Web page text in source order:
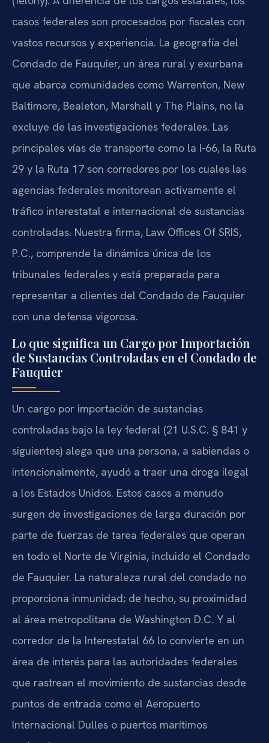
casos federales son procesados por fiscales con
vastos recursos y experiencia. La geografía del
Condado de Fauquier, un área rural y exurbana
que abarca comunidades como Warrenton, New
Baltimore, Bealeton, Marshall y The Plains, no la
excluye de las investigaciones federales. Las
principales vías de transporte como la I-66, la Ruta
29 y la Ruta 17 son corredores por los cuales las
agencias federales monitorean activamente el
tráfico interestatal e internacional de sustancias
controladas. Nuestra firma, Law Offices Of SRIS,
P.C., comprende la dinámica única de los
tribunales federales y está preparada para
representar a clientes del Condado de Fauquier
con una defensa vigorosa.
Lo que significa un Cargo por Importación
de Sustancias Controladas en el Condado de
Fauquier
Un cargo por importación de sustancias
controladas bajo la ley federal (21 U.S.C. § 841 y
siguientes) alega que una persona, a sabiendas o
intencionalmente, ayudó a traer una droga ilegal
a los Estados Unidos. Estos casos a menudo
surgen de investigaciones de larga duración por
parte de fuerzas de tarea federales que operan
en todo el Norte de Virginia, incluido el Condado
de Fauquier. La naturaleza rural del condado no
proporciona inmunidad; de hecho, su proximidad
al área metropolitana de Washington D.C. Y al
corredor de la Interestatal 66 lo convierte en un
área de interés para las autoridades federales
que rastrean el movimiento de sustancias desde
puntos de entrada como el Aeropuerto
Internacional Dulles o puertos marítimos